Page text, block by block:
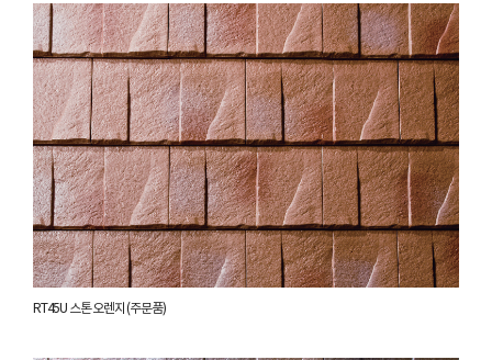
RT45U 스톤 오렌지 (주문품)